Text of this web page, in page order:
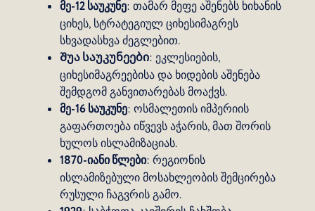
მე-12 საუკუნე: თამარ მეფე აშენებს ხიხანის
ციხეს, სტრატეგიულ ციხესიმაგრეს
სხვადასხვა ძეგლებით.
Შუა საუკუნეები: ეკლესიების,
ციხესიმაგრეებისა და ხიდების აშენება
შემდგომ განვითარებას მოაქვს.
მე-16 საუკუნე: ოსმალეთის იმპერიის
გაფართოება იწვევს აჭარის, მათ შორის
ხულოს ისლამიზაციას.
1870-იანი წლები: რეგიონის
ისლამიზებული მოსახლეობის შემცირება
რუსული ჩაგვრის გამო.